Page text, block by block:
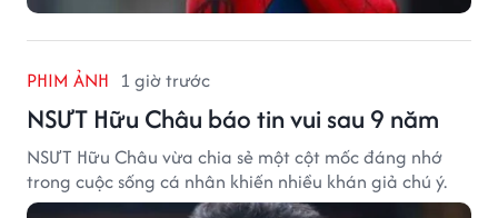
PHIM ẢNH 1 giờ trước
NSƯT Hữu Châu báo tin vui sau 9 năm
NSƯT Hữu Châu vừa chia sẻ một cột mốc đáng nhớ
trong cuộc sống cá nhân khiến nhiều khán giả chú ý.